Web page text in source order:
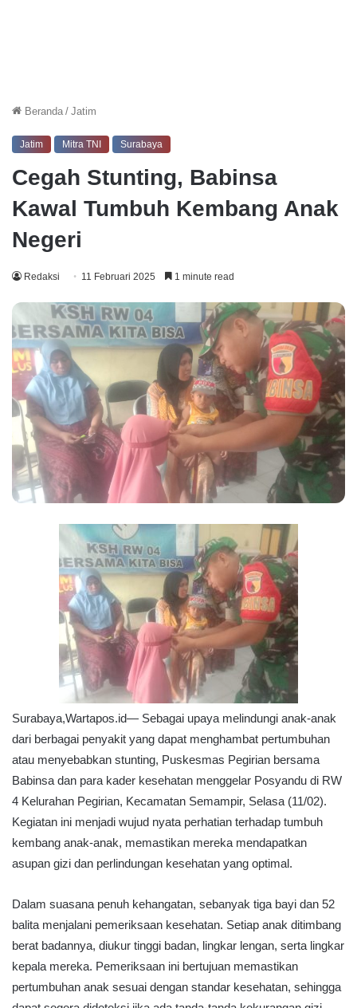
Beranda / Jatim
Jatim Mitra TNI Surabaya
Cegah Stunting, Babinsa
Kawal Tumbuh Kembang Anak
Negeri
Redaksi 11 Februari 2025 1 minute read
Surabaya,Wartapos.id— Sebagai upaya melindungi anak-anak
dari berbagai penyakit yang dapat menghambat pertumbuhan
atau menyebabkan stunting, Puskesmas Pegirian bersama
Babinsa dan para kader kesehatan menggelar Posyandu di RW
4 Kelurahan Pegirian, Kecamatan Semampir, Selasa (11/02).
Kegiatan ini menjadi wujud nyata perhatian terhadap tumbuh
kembang anak-anak, memastikan mereka mendapatkan
asupan gizi dan perlindungan kesehatan yang optimal.
Dalam suasana penuh kehangatan, sebanyak tiga bayi dan 52
balita menjalani pemeriksaan kesehatan. Setiap anak ditimbang
berat badannya, diukur tinggi badan, lingkar lengan, serta lingkar
kepala mereka. Pemeriksaan ini bertujuan memastikan
pertumbuhan anak sesuai dengan standar kesehatan, sehingga